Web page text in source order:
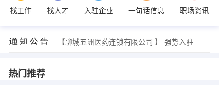
找工作 找人才 入驻企业 一句话信息
职场资讯
【聊城五洲医药连锁有限公司 】 强势入驻
热门推荐